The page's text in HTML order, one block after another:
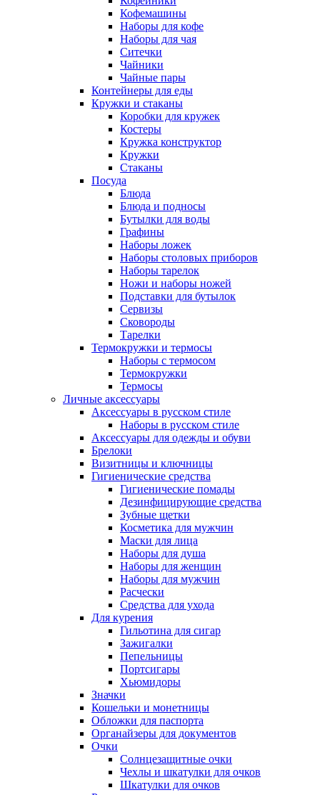
Кофемашины
Наборы для кофе
Наборы для чая
Ситечки
Чайники
Чайные пары
Контейнеры для еды
Кружки и стаканы
Коробки для кружек
Костеры
Кружка конструктор
Кружки
Стаканы
Посуда
Блюда
Блюда и подносы
Бутылки для воды
Графины
Наборы ложек
Наборы столовых приборов
Наборы тарелок
Ножи и наборы ножей
Подставки для бутылок
Сервизы
Сковороды
Тарелки
Термокружки и термосы
Наборы с термосом
Термокружки
Термосы
Личные аксессуары
Аксессуары в русском стиле
Наборы в русском стиле
Аксессуары для одежды и обуви
Брелоки
Визитницы и ключницы
Гигиенические средства
Гигиенические помады
Дезинфицирующие средства
Зубные щетки
Косметика для мужчин
Маски для лица
Наборы для душа
Наборы для женщин
Наборы для мужчин
Расчески
Средства для ухода
Для курения
Гильотина для сигар
Зажигалки
Пепельницы
Портсигары
Хьюмидоры
Значки
Кошельки и монетницы
Обложки для паспорта
Органайзеры для документов
Очки
Солнцезащитные очки
Чехлы и шкатулки для очков
Шкатулки для очков